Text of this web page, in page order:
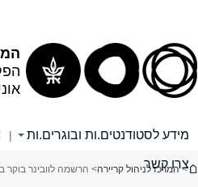
מידע לסטודנטים.ות ובוגרים.ות |
צרו קשר
הינך נמצא כאן
> המרכז לניהול קריירה> הרשמה לוובינר בוקר